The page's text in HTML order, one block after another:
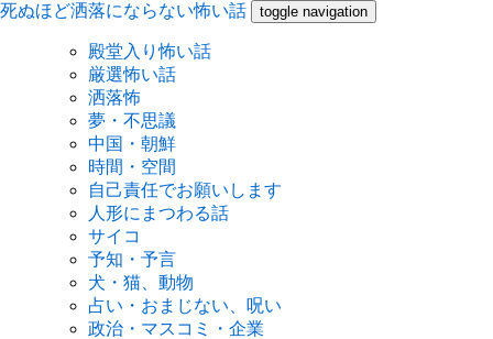
死ぬほど洒落にならない怖い話 toggle navigation
殿堂入り怖い話
厳選怖い話
洒落怖
夢・不思議
中国・朝鮮
時間・空間
自己責任でお願いします
人形にまつわる話
サイコ
予知・予言
犬・猫、動物
占い・おまじない、呪い
政治・マスコミ・企業